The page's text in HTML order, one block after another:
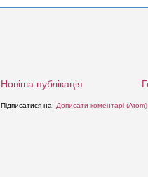
Новіша публікація
Підписатися на: Дописати коментарі (Atom)